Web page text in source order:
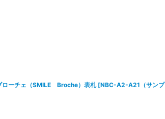
ーチェ（SMILE Broche）表札 [NBC-A2-A21（サンプ